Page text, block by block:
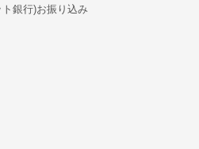
銀行)お振り込み